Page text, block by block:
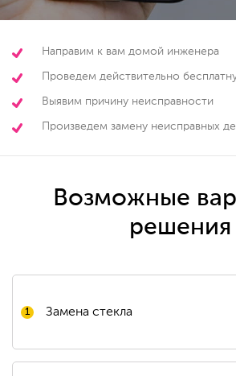
Направим к вам домой инженера
Проведем действительно
Выявим причину неисправности
Произведем замену неисправных
Возможные
решения
1 Замена стекла